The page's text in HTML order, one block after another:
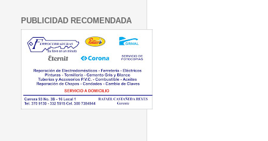
PUBLICIDAD RECOMENDADA